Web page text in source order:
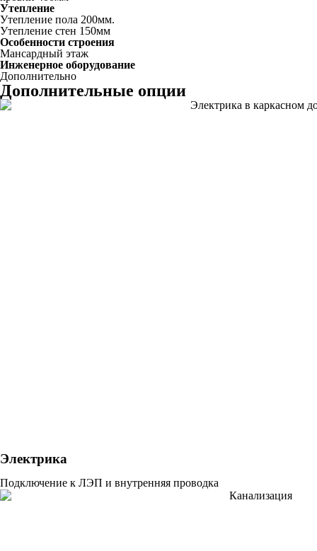
Утепление
Утепление пола 200мм.
Утепление стен 150мм
Особенности строения
Мансардный этаж
Инженерное оборудование
Дополнительно
Дополнительные опции
Электрика
Подключение к ЛЭП и внутренняя проводка